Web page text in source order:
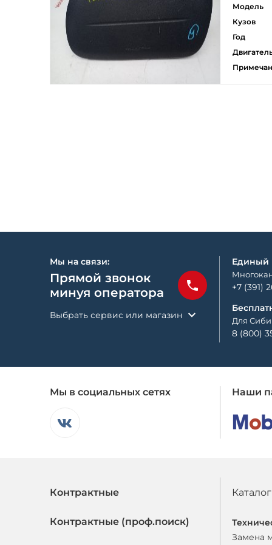
Модель
Кузов
Год
Мы на связи:
Прямой звонок
минуя оператора
Выбрать сервис или магазин
Единый
+7 (391)
Для
8 (800)
Мы в социальных сетях Наши
Контрактные
Контрактные (проф.поиск)
Замена